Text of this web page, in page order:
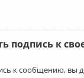
подпись к
к сообщению, вы